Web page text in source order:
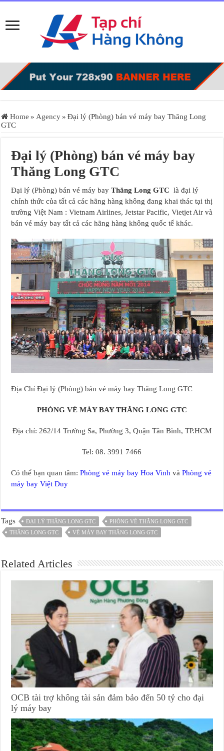
Home » Agency » Đại lý (Phòng) bán vé máy bay Thăng Long
GTC
Đại lý (Phòng) bán vé máy bay
Thăng Long GTC
Đại lý (Phòng) bán vé máy bay Thăng Long GTC là đại lý
chính thức của tất cả các hãng hàng không đang khai thác tại thị
trường Việt Nam : Vietnam Airlines, Jetstar Pacific, Vietjet Air và
bán vé máy bay tất cả các hãng hàng không quốc tế khác.
Địa Chỉ Đại lý (Phòng) bán vé máy bay Thăng Long GTC
PHÒNG VÉ MÁY BAY THĂNG LONG GTC
Địa chỉ: 262/14 Trường Sa, Phường 3, Quận Tân Bình, TP.HCM
Tel: 08. 3991 7466
Có thể bạn quan tâm:Phòng vé máy bay Hoa Vinh vàPhòng vé
máy bay Việt Duy
Tags ĐẠI LÝ THĂNG LONG GTC
PHÒNG VÉ THĂNG LONG GTC
THĂNG LONG GTC
VÉ MÁY BAY THĂNG LONG GTC
Related Articles
OCB tài trợ không tài sản đảm bảo đến 50 tỷ cho đại
lý máy bay